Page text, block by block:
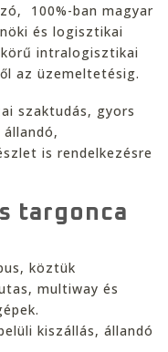
100%-ban magyar
és logisztikai
intralogisztikai
az üzemeltetésig.
szaktudás, gyors
is rendelkezésre
targonca
köztük
multiway és
kiszállás, állandó